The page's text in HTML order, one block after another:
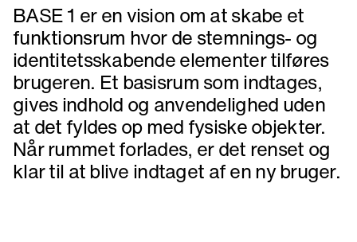
BASE 1 er en vision om at skabe et
funktionsrum hvor de stemnings- og
identitetsskabende elementer tilføres
brugeren. Et basisrum som indtages,
gives indhold og anvendelighed uden
at det fyldes op med fysiske objekter.
Når rummet forlades, er det renset og
klar til at blive indtaget af en ny bruger.